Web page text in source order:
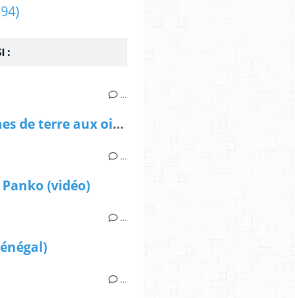
:
…
Galettes de pommes de terre aux oignons 🧅 🥔 (vidéo)
…
(vidéo)
…
…